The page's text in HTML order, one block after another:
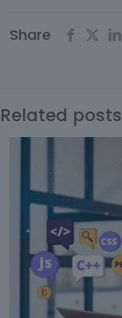
Share
Related posts